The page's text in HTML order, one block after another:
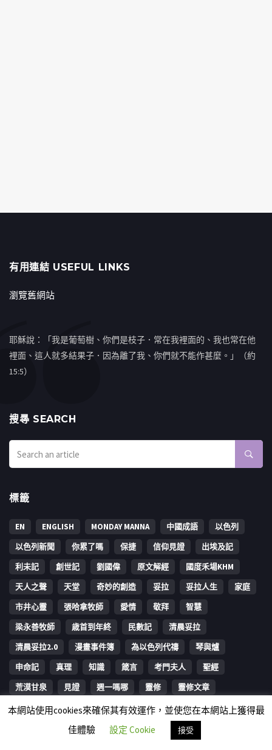
有用連結 USEFUL LINKS
瀏覽舊網站
耶穌說：「我是葡萄樹、你們是枝子．常在我裡面的、我也常在他
裡面、這人就多結果子．因為離了我、你們就不能作甚麼。」（約
15:5）
搜㝷 SEARCH
標籤
EN ENGLISH MONDAY MANNA 中國成語
以色列
以色列新聞
你累了嗎 保捷 信仰見證
出埃及記
利未記
創世記 劉國偉 原文解經
國度禾場KHM
天人之聲
天堂 奇妙的創造 妥拉 妥拉人生
家庭
市井心靈
張哈拿牧師 愛情 敬拜
智慧
梁永善牧師
歳首到年終 民數記
清晨妥拉
清晨妥拉2.0
漫畫事件簿 為以色列代禱
琴與爐
申命記
真理 知識 箴言 考門夫人
聖經
荒漠甘泉
見證 週一嗎哪 靈修 靈修文章
本網站使用cookies來確保其有效運作，並使您在本網站上獲得最
佳體驗
設定 Cookie 接受